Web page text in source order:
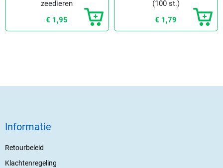
zeedieren
€ 1,95
(100 st.)
€ 1,79
Informatie
Retourbeleid
Klachtenregeling